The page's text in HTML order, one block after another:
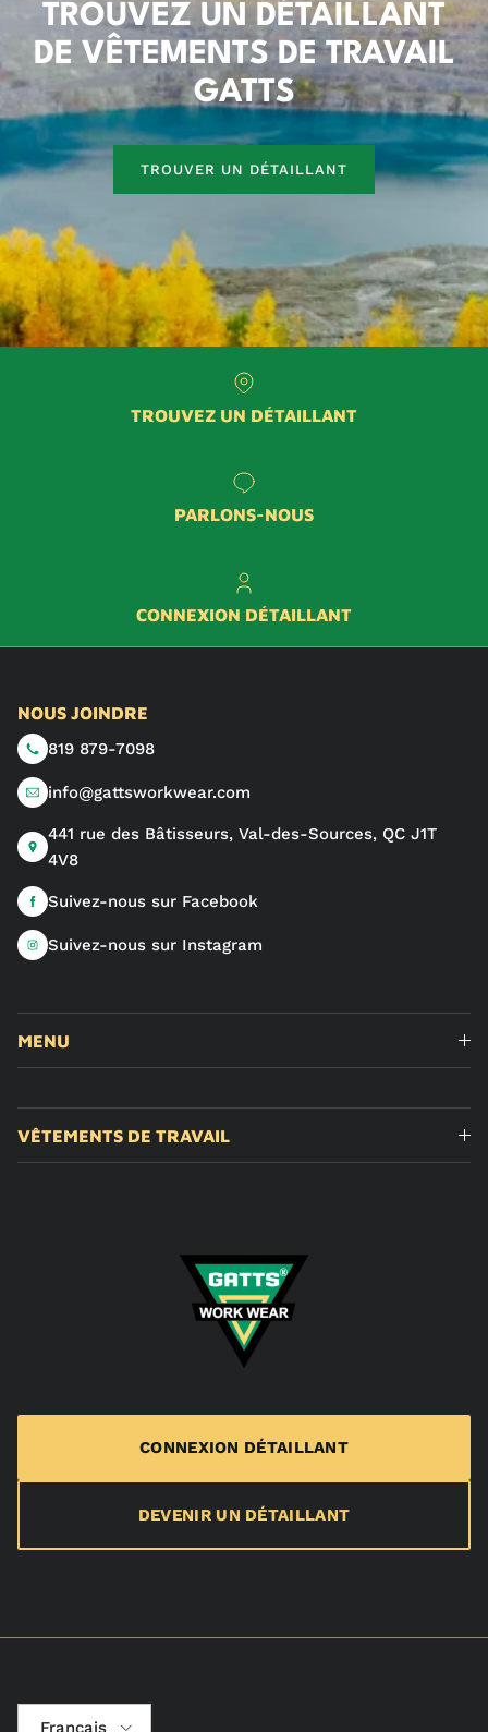
TROUVEZ UN DÉTAILLANT
DE VÊTEMENTS DE TRAVAIL
GATTS
TROUVER UN DÉTAILLANT
TROUVEZ UN DÉTAILLANT
PARLONS-NOUS
CONNEXION DÉTAILLANT
NOUS JOINDRE
819 879-7098
info@gattsworkwear.com
441 rue des Bâtisseurs, Val-des-Sources, QC J1T
4V8
Suivez-nous sur Facebook
Suivez-nous sur Instagram
MENU
VÊTEMENTS DE TRAVAIL
CONNEXION DÉTAILLANT
DEVENIR UN DÉTAILLANT